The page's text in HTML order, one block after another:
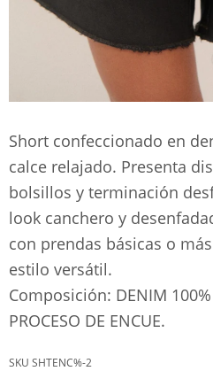
Short confeccionado en
calce relajado. Presenta
bolsillos y terminación
look canchero y
con prendas básicas o
estilo versátil.
Composición: DENIM
PROCESO DE ENCUE.
SHTENC%-2